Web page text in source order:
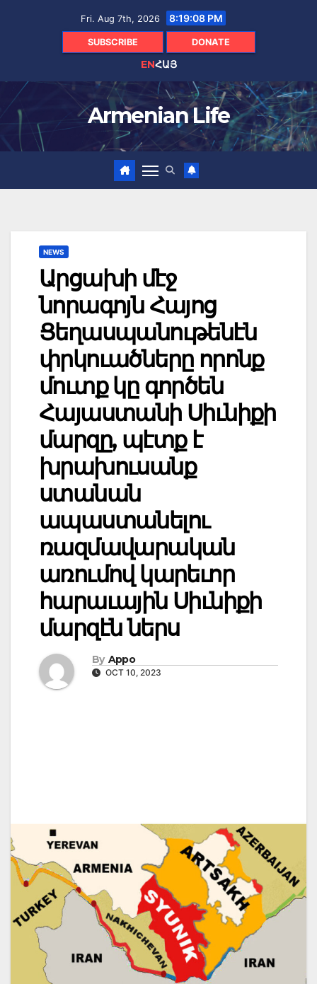
Fri. Aug 7th, 2026 8:19:09 PM
SUBSCRIBE DONATE
ENՀԱՅ
Armenian Life
NEWS
Արցախի մէջ
նորագոյն Հայոց
Ցեղասպանութենէն
փրկուածները որոնք
մուտք կը գործեն
Հայաստանի Սիւնիքի
մարզը, պէտք է
խրախուսանք
ստանան
ապաստանելու
ռազմավարական
առումով կարեւոր
հարաւային Սիւնիքի
մարզէն ներս
By Appo
OCT 10, 2023